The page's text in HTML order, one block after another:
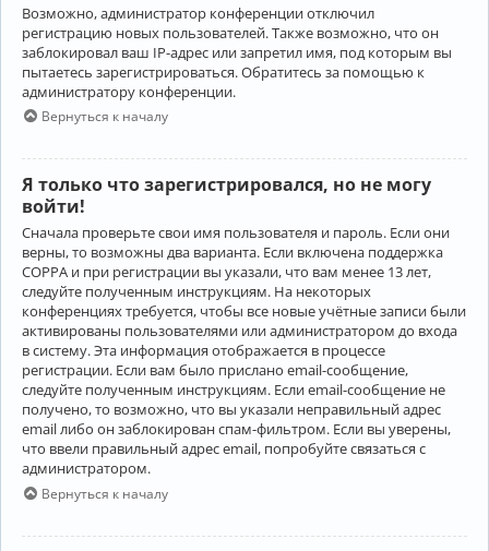
Возможно, администратор конференции отключил
регистрацию новых пользователей. Также возможно, что он
заблокировал ваш IP-адрес или запретил имя, под которым вы
пытаетесь зарегистрироваться. Обратитесь за помощью к
администратору конференции.
Вернуться к началу
Я только что зарегистрировался, но не могу
войти!
Сначала проверьте свои имя пользователя и пароль. Если они
верны, то возможны два варианта. Если включена поддержка
COPPA и при регистрации вы указали, что вам менее 13 лет,
следуйте полученным инструкциям. На некоторых
конференциях требуется, чтобы все новые учётные записи были
активированы пользователями или администратором до входа
в систему. Эта информация отображается в процессе
регистрации. Если вам было прислано email-сообщение,
следуйте полученным инструкциям. Если email-сообщение не
получено, то возможно, что вы указали неправильный адрес
email либо он заблокирован спам-фильтром. Если вы уверены,
что ввели правильный адрес email, попробуйте связаться с
администратором.
Вернуться к началу